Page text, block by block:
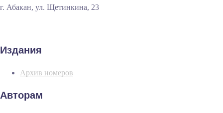
г. Абакан, ул. Щетинкина, 23
Издания
Архив номеров
Авторам